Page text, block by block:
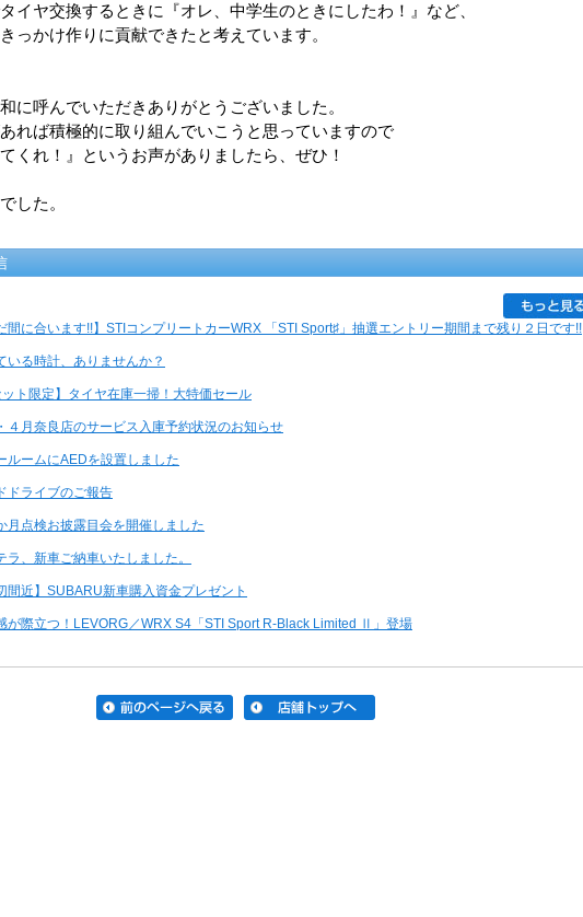
イヤ交換するときに『オレ、中学生のときにしたわ！』など、
っかけ作りに貢献できたと考えています。
に呼んでいただきありがとうございました。
れば積極的に取り組んでいこうと思っていますので
くれ！』というお声がありましたら、ぜひ！
した。
間に合います!!】STIコンプリートカーWRX 「STI Sport♯」抽選エントリー期間まで残り２日です!!
いる時計、ありませんか？
ット限定】タイヤ在庫一掃！大特価セール
４月奈良店のサービス入庫予約状況のお知らせ
ルームにAEDを設置しました
ドライブのご報告
月点検お披露目会を開催しました
ラ、新車ご納車いたしました。
間近】SUBARU新車購入資金プレゼント
が際立つ！LEVORG／WRX S4「STI Sport R-Black Limited Ⅱ」登場